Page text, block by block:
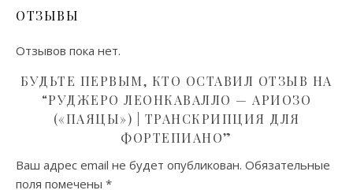
ОТЗЫВЫ
Отзывов пока нет.
БУДЬТЕ ПЕРВЫМ, КТО ОСТАВИЛ ОТЗЫВ НА
“РУДЖЕРО ЛЕОНКАВАЛЛО — АРИОЗО
(«ПАЯЦЫ») | ТРАНСКРИПЦИЯ ДЛЯ
ФОРТЕПИАНО”
Ваш адрес email не будет опубликован. Обязательные
поля помечены *